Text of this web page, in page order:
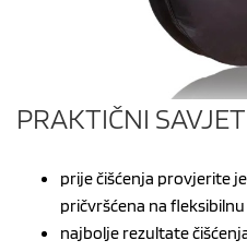
PRAKTIČNI
prije čišćenja provjerite
pričvršćena na fleksibilnu
najbolje rezultate